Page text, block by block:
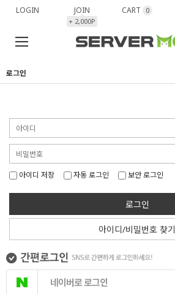
LOGIN JOIN
+ 2,000P
CART 0
로그인
아이디 저장 자동 로그인 보안 로그인
로그인
아이디/비밀번호 찾기
네이버로 로그인